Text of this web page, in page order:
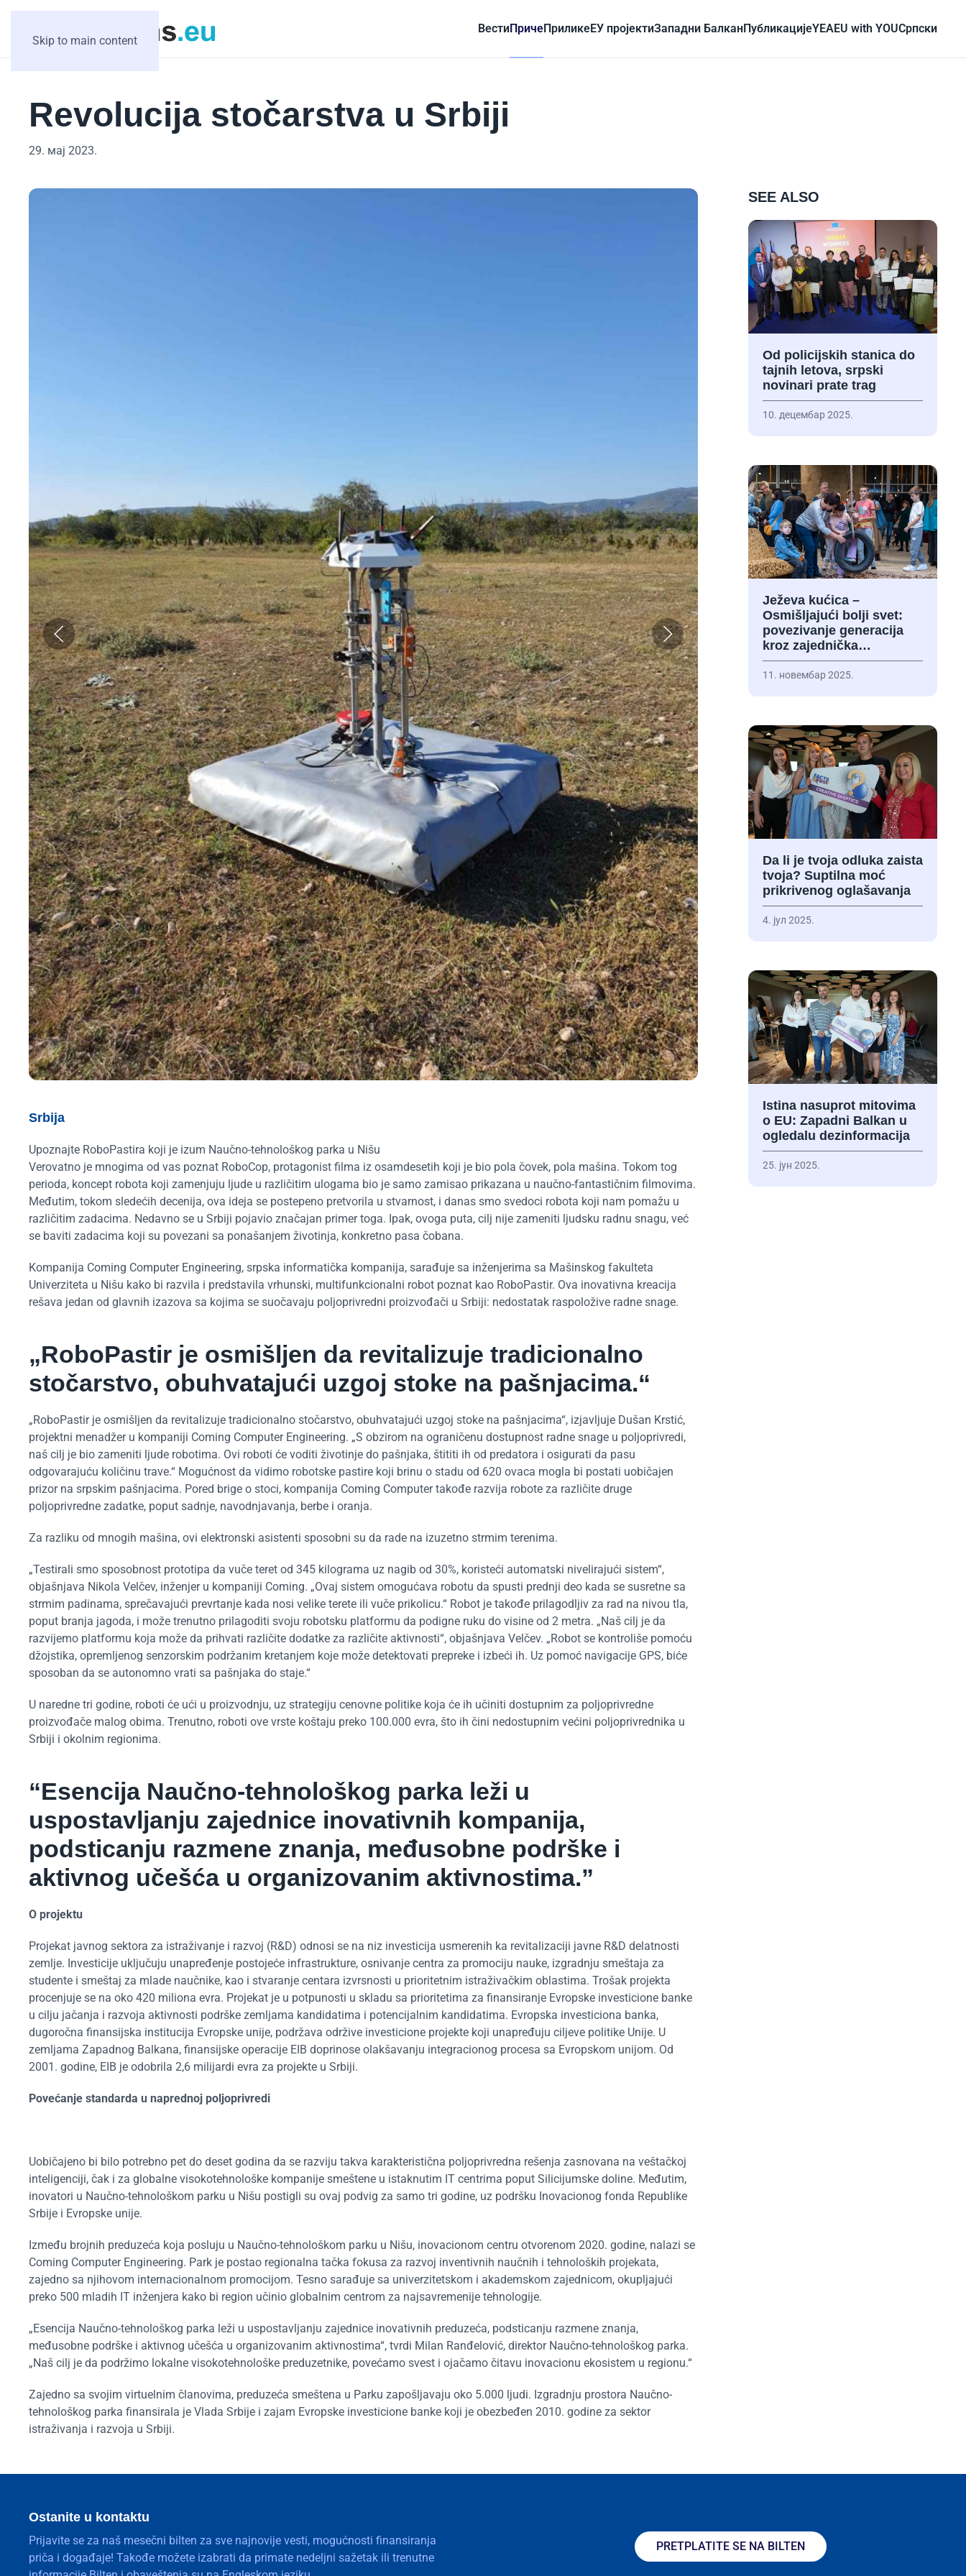
Skip to main content
ВестиПричеПриликеЕУ пројектиЗападни БалканПубликацијеYEAEU with YOUCрпски
Revolucija stočarstva u Srbiji
29. мај 2023.
Srbija
Upoznajte RoboPastira koji je izum Naučno-tehnološkog parka u Nišu
Verovatno je mnogima od vas poznat RoboCop, protagonist filma iz osamdesetih koji je bio pola čovek, pola mašina. Tokom tog
perioda, koncept robota koji zamenjuju ljude u različitim ulogama bio je samo zamisao prikazana u naučno-fantastičnim filmovima.
Međutim, tokom sledećih decenija, ova ideja se postepeno pretvorila u stvarnost, i danas smo svedoci robota koji nam pomažu u
različitim zadacima. Nedavno se u Srbiji pojavio značajan primer toga. Ipak, ovoga puta, cilj nije zameniti ljudsku radnu snagu, već
se baviti zadacima koji su povezani sa ponašanjem životinja, konkretno pasa čobana.
Kompanija Coming Computer Engineering, srpska informatička kompanija, sarađuje sa inženjerima sa Mašinskog fakulteta
Univerziteta u Nišu kako bi razvila i predstavila vrhunski, multifunkcionalni robot poznat kao RoboPastir. Ova inovativna kreacija
rešava jedan od glavnih izazova sa kojima se suočavaju poljoprivredni proizvođači u Srbiji: nedostatak raspoložive radne snage.
„RoboPastir je osmišljen da revitalizuje tradicionalno
stočarstvo, obuhvatajući uzgoj stoke na pašnjacima.“
„RoboPastir je osmišljen da revitalizuje tradicionalno stočarstvo, obuhvatajući uzgoj stoke na pašnjacima“, izjavljuje Dušan Krstić,
projektni menadžer u kompaniji Coming Computer Engineering. „S obzirom na ograničenu dostupnost radne snage u poljoprivredi,
naš cilj je bio zameniti ljude robotima. Ovi roboti će voditi životinje do pašnjaka, štititi ih od predatora i osigurati da pasu
odgovarajuću količinu trave.“ Mogućnost da vidimo robotske pastire koji brinu o stadu od 620 ovaca mogla bi postati uobičajen
prizor na srpskim pašnjacima. Pored brige o stoci, kompanija Coming Computer takođe razvija robote za različite druge
poljoprivredne zadatke, poput sadnje, navodnjavanja, berbe i oranja.
Za razliku od mnogih mašina, ovi elektronski asistenti sposobni su da rade na izuzetno strmim terenima.
„Testirali smo sposobnost prototipa da vuče teret od 345 kilograma uz nagib od 30%, koristeći automatski nivelirajući sistem“,
objašnjava Nikola Velčev, inženjer u kompaniji Coming. „Ovaj sistem omogućava robotu da spusti prednji deo kada se susretne sa
strmim padinama, sprečavajući prevrtanje kada nosi velike terete ili vuče prikolicu.“ Robot je takođe prilagodljiv za rad na nivou tla,
poput branja jagoda, i može trenutno prilagoditi svoju robotsku platformu da podigne ruku do visine od 2 metra. „Naš cilj je da
razvijemo platformu koja može da prihvati različite dodatke za različite aktivnosti“, objašnjava Velčev. „Robot se kontroliše pomoću
džojstika, opremljenog senzorskim podržanim kretanjem koje može detektovati prepreke i izbeći ih. Uz pomoć navigacije GPS, biće
sposoban da se autonomno vrati sa pašnjaka do staje.“
U naredne tri godine, roboti će ući u proizvodnju, uz strategiju cenovne politike koja će ih učiniti dostupnim za poljoprivredne
proizvođače malog obima. Trenutno, roboti ove vrste koštaju preko 100.000 evra, što ih čini nedostupnim većini poljoprivrednika u
Srbiji i okolnim regionima.
“Esencija Naučno-tehnološkog parka leži u
uspostavljanju zajednice inovativnih kompanija,
podsticanju razmene znanja, međusobne podrške i
aktivnog učešća u organizovanim aktivnostima.”
O projektu
Projekat javnog sektora za istraživanje i razvoj (R&D) odnosi se na niz investicija usmerenih ka revitalizaciji javne R&D delatnosti
zemlje. Investicije uključuju unapređenje postojeće infrastrukture, osnivanje centra za promociju nauke, izgradnju smeštaja za
studente i smeštaj za mlade naučnike, kao i stvaranje centara izvrsnosti u prioritetnim istraživačkim oblastima. Trošak projekta
procenjuje se na oko 420 miliona evra. Projekat je u potpunosti u skladu sa prioritetima za finansiranje Evropske investicione banke
u cilju jačanja i razvoja aktivnosti podrške zemljama kandidatima i potencijalnim kandidatima. Evropska investiciona banka,
dugoročna finansijska institucija Evropske unije, podržava održive investicione projekte koji unapređuju ciljeve politike Unije. U
zemljama Zapadnog Balkana, finansijske operacije EIB doprinose olakšavanju integracionog procesa sa Evropskom unijom. Od
2001. godine, EIB je odobrila 2,6 milijardi evra za projekte u Srbiji.
Povećanje standarda u naprednoj poljoprivredi
Uobičajeno bi bilo potrebno pet do deset godina da se razviju takva karakteristična poljoprivredna rešenja zasnovana na veštačkoj
inteligenciji, čak i za globalne visokotehnološke kompanije smeštene u istaknutim IT centrima poput Silicijumske doline. Međutim,
inovatori u Naučno-tehnološkom parku u Nišu postigli su ovaj podvig za samo tri godine, uz podršku Inovacionog fonda Republike
Srbije i Evropske unije.
Između brojnih preduzeća koja posluju u Naučno-tehnološkom parku u Nišu, inovacionom centru otvorenom 2020. godine, nalazi se
Coming Computer Engineering. Park je postao regionalna tačka fokusa za razvoj inventivnih naučnih i tehnoloških projekata,
zajedno sa njihovom internacionalnom promocijom. Tesno sarađuje sa univerzitetskom i akademskom zajednicom, okupljajući
preko 500 mladih IT inženjera kako bi region učinio globalnim centrom za najsavremenije tehnologije.
„Esencija Naučno-tehnološkog parka leži u uspostavljanju zajednice inovativnih preduzeća, podsticanju razmene znanja,
međusobne podrške i aktivnog učešća u organizovanim aktivnostima“, tvrdi Milan Ranđelović, direktor Naučno-tehnološkog parka.
„Naš cilj je da podržimo lokalne visokotehnološke preduzetnike, povećamo svest i ojačamo čitavu inovacionu ekosistem u regionu.“
Zajedno sa svojim virtuelnim članovima, preduzeća smeštena u Parku zapošljavaju oko 5.000 ljudi. Izgradnju prostora Naučno-
tehnološkog parka finansirala je Vlada Srbije i zajam Evropske investicione banke koji je obezbeđen 2010. godine za sektor
istraživanja i razvoja u Srbiji.
SEE ALSO
Od policijskih stanica do
tajnih letova, srpski
novinari prate trag
10. децембар 2025.
Ježeva kućica –
Osmišljajući bolji svet:
povezivanje generacija
kroz zajednička…
11. новембар 2025.
Da li je tvoja odluka zaista
tvoja? Suptilna moć
prikrivenog oglašavanja
4. јул 2025.
Istina nasuprot mitovima
o EU: Zapadni Balkan u
ogledalu dezinformacija
25. јун 2025.
Ostanite u kontaktu
Prijavite se za naš mesečni bilten za sve najnovije vesti, mogućnosti finansiranja
priča i događaje! Takođe možete izabrati da primate nedeljni sažetak ili trenutne
PRETPLATITE SE NA BILTEN